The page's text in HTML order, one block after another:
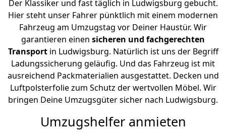
Der Klassiker und fast täglich in Ludwigsburg gebucht.
Hier steht unser Fahrer pünktlich mit einem modernen
Fahrzeug am Umzugstag vor Deiner Haustür. Wir
garantieren einen sicheren und fachgerechten
Transportin Ludwigsburg. Natürlich ist uns der Begriff
Ladungssicherung geläufig. Und das Fahrzeug ist mit
ausreichend Packmaterialien ausgestattet. Decken und
Luftpolsterfolie zum Schutz der wertvollen Möbel. Wir
bringen Deine Umzugsgüter sicher nach Ludwigsburg.
Umzugshelfer anmieten